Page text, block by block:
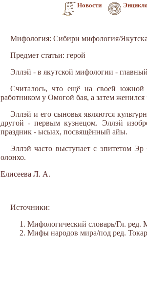
Новости
Мифология: Сибири мифология/
Предмет статьи: герой
Эллэй - в якутской мифологии -
Считалось, что ещё на своей
работником у Омогой бая, а затем
Эллэй и его сыновья являются
другой - первым кузнецом. Эллэй
праздник - ысыах, посвящённый айы.
Эллэй часто выступает с эпитетом
олонхо.
Елисеева Л. А.
Источники:
Мифологический словарь/Гл. ред.
Мифы народов мира/под ред.